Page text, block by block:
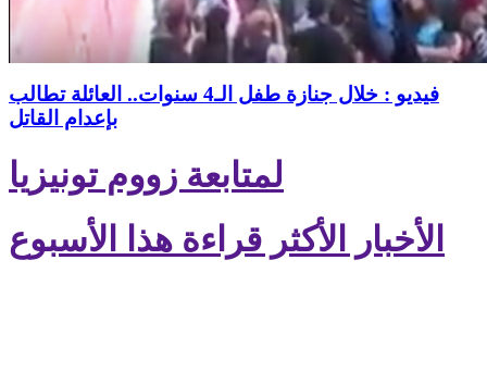
فيديو : خلال جنازة طفل الـ4 سنوات.. العائلة تطالب
بإعدام القاتل
لمتابعة زووم تونيزيا
الأخبار الأكثر قراءة هذا الأسبوع